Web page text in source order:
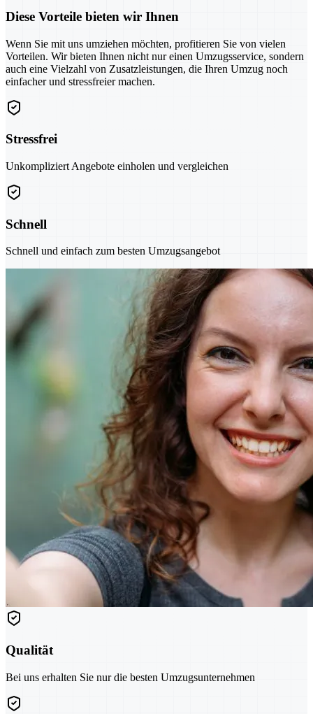
Diese Vorteile bieten wir Ihnen
Wenn Sie mit uns umziehen möchten, profitieren Sie von vielen
Vorteilen. Wir bieten Ihnen nicht nur einen Umzugsservice, sondern
auch eine Vielzahl von Zusatzleistungen, die Ihren Umzug noch
einfacher und stressfreier machen.
Stressfrei
Unkompliziert Angebote einholen und vergleichen
Schnell
Schnell und einfach zum besten Umzugsangebot
Qualität
Bei uns erhalten Sie nur die besten Umzugsunternehmen